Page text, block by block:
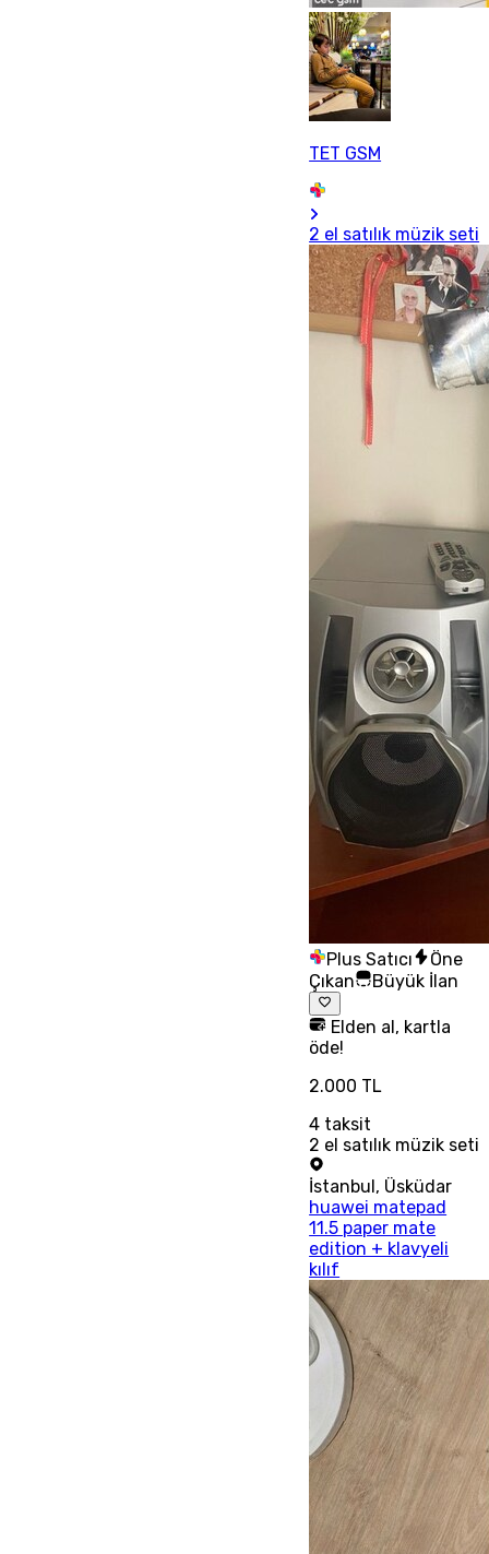
TET GSM
2 el satılık müzik seti
Plus Satıcı
Öne
Çıkan
Büyük İlan
Elden al, kartla
öde!
2.000 TL
4 taksit
2 el satılık müzik seti
İstanbul , Üsküdar
huawei matepad
11.5 paper mate
edition + klavyeli
kılıf